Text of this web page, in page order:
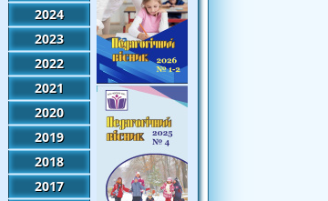
2024
2023
2022
2021
2020
2019
2018
2017